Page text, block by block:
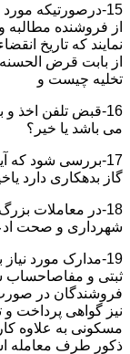
15-درصورتیکه
از فروشنده
نمایند که تاریخ
از بابت قرض
تخلیه چیست و
16-قبض تلفن اخذ
می باشد یا خیر؟
17-بررسی شود که
گاز بدهکاری دارد
18-در معاملات
شهرداری و صحت
19-مدارک مورد
ثبتی و مفاصاحساب
فروشندگان در
نیز گواهی پرداخت
مسکونی به علاوه
ذکور طرف معامله